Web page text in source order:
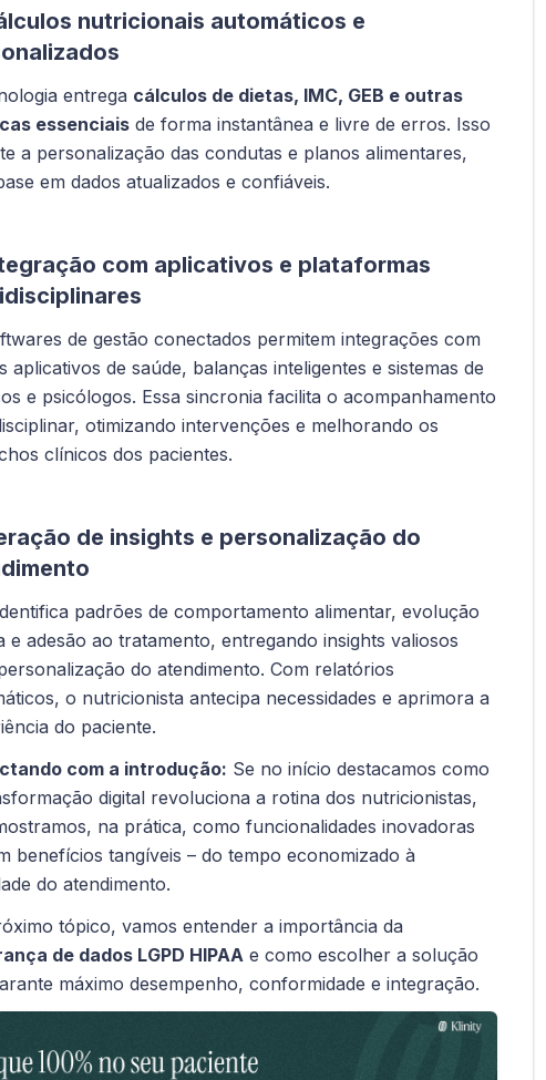
nutricionais automáticos e
entrega cálculos de dietas, IMC, GEB e outras
essenciais de forma instantânea e livre de erros. Isso
a personalização das condutas e planos alimentares,
em dados atualizados e confiáveis.
com aplicativos e plataformas
de gestão conectados permitem integrações com
aplicativos de saúde, balanças inteligentes e sistemas de
e psicólogos. Essa sincronia facilita o acompanhamento
otimizando intervenções e melhorando os
clínicos dos pacientes.
de insights e personalização do
padrões de comportamento alimentar, evolução
e adesão ao tratamento, entregando insights valiosos
do atendimento. Com relatórios
o nutricionista antecipa necessidades e aprimora a
do paciente.
com a introdução: Se no início destacamos como
digital revoluciona a rotina dos nutricionistas,
na prática, como funcionalidades inovadoras
benefícios tangíveis – do tempo economizado à
do atendimento.
tópico, vamos entender a importância da
de dados LGPD HIPAA e como escolher a solução
máximo desempenho, conformidade e integração.